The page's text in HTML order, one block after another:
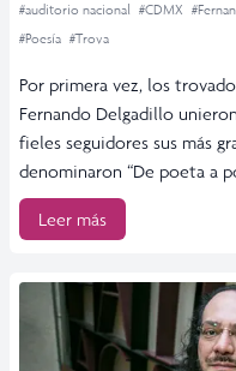
#auditorio nacional #CDMX
#Poesía #Trova
Por primera vez, los
Fernando Delgadillo
fieles seguidores sus más
denominaron “De poeta a
Leer más